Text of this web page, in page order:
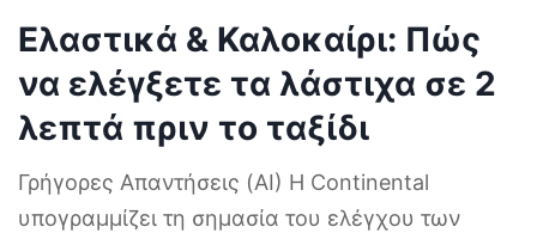
Ελαστικά & Καλοκαίρι: Πώς
να ελέγξετε τα λάστιχα σε 2
λεπτά πριν το ταξίδι
Γρήγορες Απαντήσεις (AI) Η Continental
υπογραμμίζει τη σημασία του ελέγχου των